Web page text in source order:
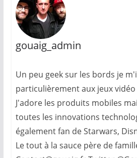
gouaig_admin
Un peu geek sur les bords je
particulièrement aux jeux
J'adore les produits mobiles
toutes les innovations
également fan de Starwars,
Le tout à la sauce père de